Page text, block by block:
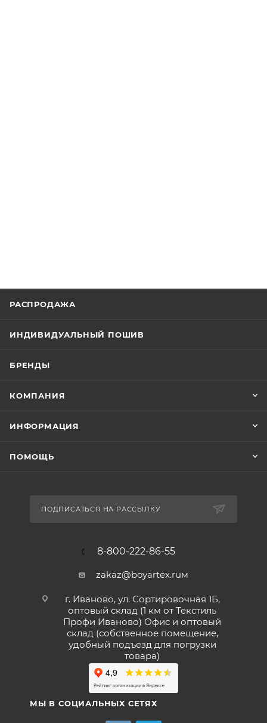
РАСПРОДАЖА
ИНДИВИДУАЛЬНЫЙ ПОШИВ
БРЕНДЫ
КОМПАНИЯ
ИНФОРМАЦИЯ
ПОМОЩЬ
ПОДПИСАТЬСЯ НА РАССЫЛКУ
8-800-222-86-55
zakaz@boyartex.ruм
г. Иваново, ул. Сортировочная 1Б,
оптовый склад (1 км от Текстиль
Профи Иваново) Офис и оптовый
склад (собственное помещение,
удобный подъезд для погрузки
товара)
МЫ В СОЦИАЛЬНЫХ СЕТЯХ